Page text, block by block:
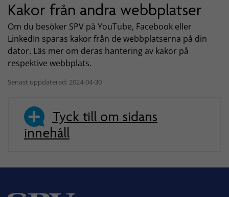
Kakor från andra webbplatser
Om du besöker SPV på YouTube, Facebook eller
LinkedIn sparas kakor från de webbplatserna på din
dator. Läs mer om deras hantering av kakor på
respektive webbplats.
Senast uppdaterad: 2024-04-30
Tyck till om sidans
innehåll